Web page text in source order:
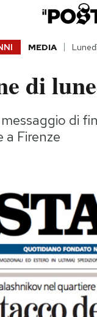
MEDIA
di
di
Firenze